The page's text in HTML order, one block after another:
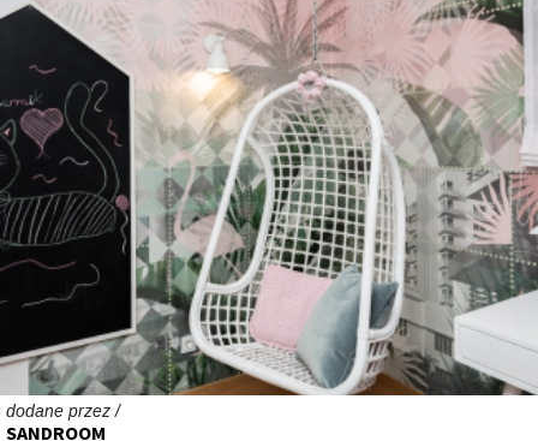
dodane przez /
SANDROOM